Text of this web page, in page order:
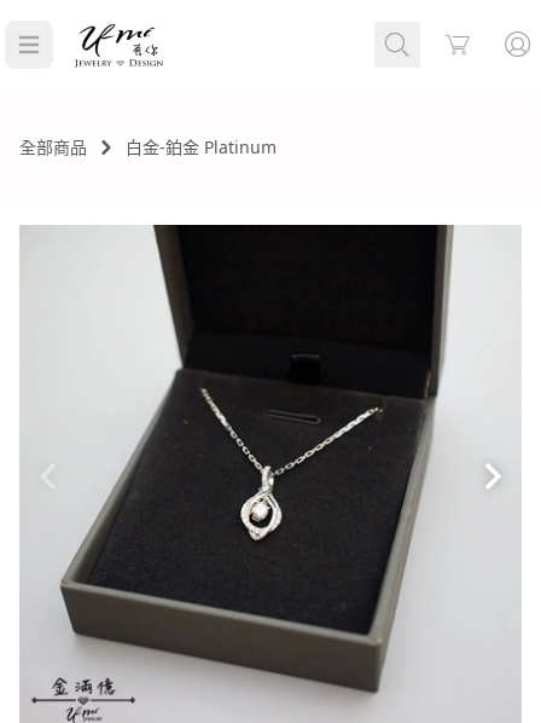
Cart
全部商品 白金-鉑金 Platinum